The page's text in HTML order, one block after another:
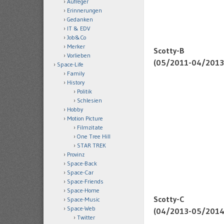
Scotty-B
(05/2011-04/2013
Scotty-C
(04/2013-05/
Erinnerungen
Gedanken
IT & EDV
Job&Co
Merker
Vorlieben
Space-Life
Family
History
Politik
Schlesien
Hobby
Motion Picture
Filmzitate
One Tree Hill
STAR TREK
Provinz
Space-Back
Space-Car
Space-Friends
Space-Home
Space-Music
Space-Web
Twitter